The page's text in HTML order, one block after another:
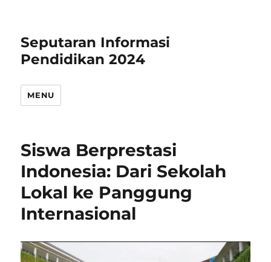
Seputaran Informasi
Pendidikan 2024
MENU
Siswa Berprestasi
Indonesia: Dari Sekolah
Lokal ke Panggung
Internasional